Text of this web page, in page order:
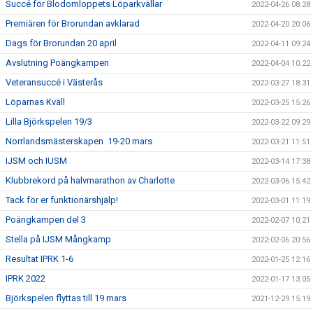
Succé för Blodomloppets Löparkvällar 2022-04-26 08:28
Premiären för Brorundan avklarad 2022-04-20 20:06
Dags för Brorundan 20 april 2022-04-11 09:24
Avslutning Poängkampen 2022-04-04 10:22
Veteransuccé i Västerås 2022-03-27 18:31
Löparnas Kväll 2022-03-25 15:26
Lilla Björkspelen 19/3 2022-03-22 09:29
Norrlandsmästerskapen 19-20 mars 2022-03-21 11:51
IJSM och IUSM 2022-03-14 17:38
Klubbrekord på halvmarathon av Charlotte 2022-03-06 15:42
Tack för er funktionärshjälp! 2022-03-01 11:19
Poängkampen del 3 2022-02-07 10:21
Stella på IJSM Mångkamp 2022-02-06 20:56
Resultat IPRK 1-6 2022-01-25 12:16
IPRK 2022 2022-01-17 13:05
Björkspelen flyttas till 19 mars 2021-12-29 15:19